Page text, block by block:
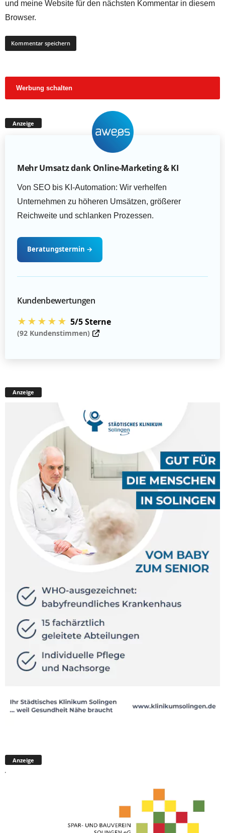
und meine Website für den nächsten Kommentar in diesem
Browser.
Werbung schalten
Anzeige
Mehr Umsatz dank Online-Marketing & KI
Von SEO bis KI-Automation: Wir verhelfen
Unternehmen zu höheren Umsätzen, größerer
Reichweite und schlanken Prozessen.
Beratungstermin →
Kundenbewertungen
★★★★★ 5/5 Sterne
(92 Kundenstimmen)
Anzeige
Anzeige